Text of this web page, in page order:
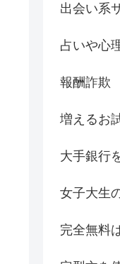
出会い系
占いや心
報酬詐欺
増えるお
大手銀行
女子大生
完全無料